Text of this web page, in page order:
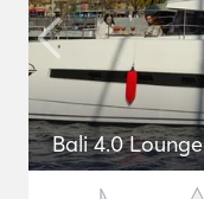
Bali 4.0 Lounge